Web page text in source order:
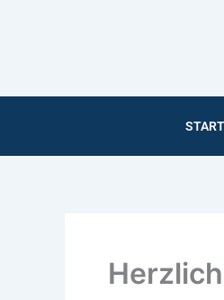
START